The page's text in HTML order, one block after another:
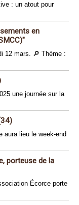
: un atout pour
en
12 mars. 🔎 Thème :
une journée sur la
aura lieu le week-end
porteuse de la
Écorce porte